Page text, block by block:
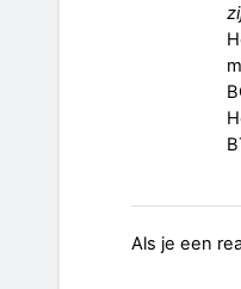
Als je een